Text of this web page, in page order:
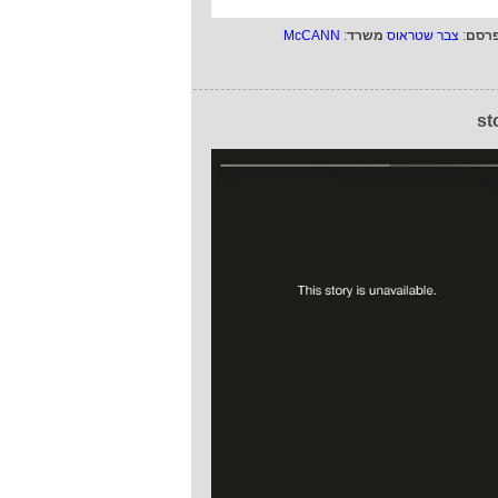
: צבר שטראוס משרד:
McCANN